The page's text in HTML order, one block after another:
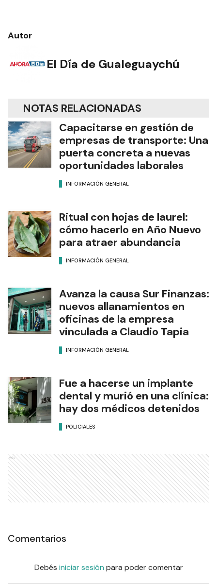
Autor
El Día de Gualeguaychú
NOTAS RELACIONADAS
Capacitarse en gestión de
empresas de transporte: Una
puerta concreta a nuevas
oportunidades laborales
INFORMACIÓN GENERAL
Ritual con hojas de laurel:
cómo hacerlo en Año Nuevo
para atraer abundancia
INFORMACIÓN GENERAL
Avanza la causa Sur Finanzas:
nuevos allanamientos en
oficinas de la empresa
vinculada a Claudio Tapia
INFORMACIÓN GENERAL
Fue a hacerse un implante
dental y murió en una clínica:
hay dos médicos detenidos
POLICIALES
Ads
Comentarios
Debés iniciar sesión para poder comentar